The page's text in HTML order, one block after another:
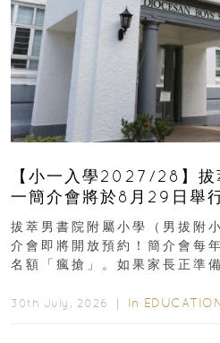
【小一入學2027/28】拔
一簡介會將於8月29日舉
｜更設有網上重溫
拔萃男書院附屬小學（男拔附
介會即將開放預約！簡介會每
名額「瘋搶」。如果家長正準
30th July, 2026 ｜ In